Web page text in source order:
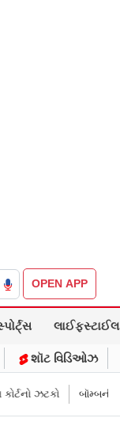
OPEN APP
લાઈફસ્ટાઈલ
શૉટ વિડિઓઝ
હાઈ ઍલર્ટ: શહેરની